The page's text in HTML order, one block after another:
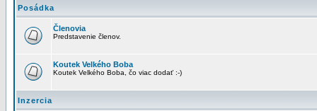
Posádka
Členovia
Predstavenie členov.
Koutek Velkého Boba
Koutek Velkého Boba, čo viac dodať :-)
Inzercia